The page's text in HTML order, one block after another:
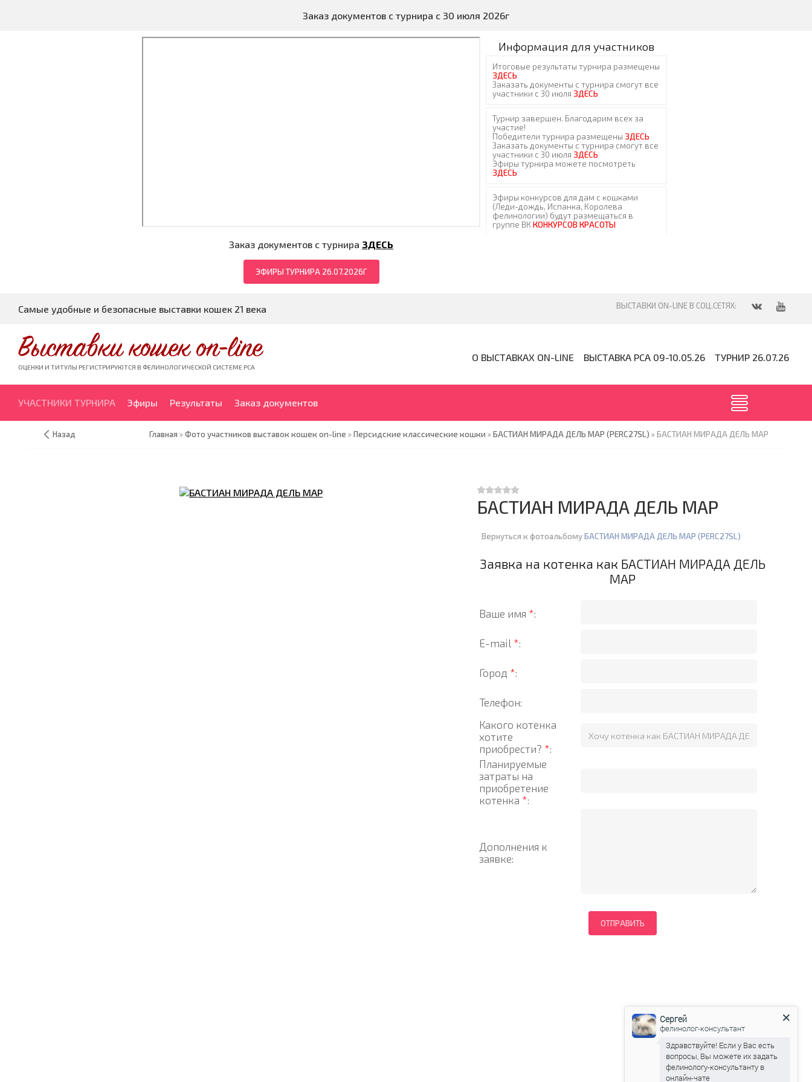
Заказ документов с турнира с 30 июля 2026г
Заказ документов с турнира ЗДЕСЬ
ЭФИРЫ ТУРНИРА 26.07.2026Г
Информация для участников
Самые удобные и безопасные выставки кошек 21 века
Выставки кошек on-line
ОЦЕНКИ И ТИТУЛЫ РЕГИСТРИРУЮТСЯ В ФЕЛИНОЛОГИЧЕСКОЙ СИСТЕМЕ PCA
О ВЫСТАВКАХ ON-LINE ВЫСТАВКА PCA 09-10.05.26 ТУРНИР 26.07.26
УЧАСТНИКИ ТУРНИРА Эфиры Результаты Заказ документов
Назад Главная »Фото участников выставок кошек on-line »Персидские классические кошки »БАСТИАН МИРАДА ДЕЛЬ МАР (PERC27SL) » БАСТИАН МИРАДА ДЕЛЬ МАР
БАСТИАН МИРАДА ДЕЛЬ МАР
Вернуться к фотоальбому БАСТИАН МИРАДА ДЕЛЬ МАР (PERC27SL)
Заявка на котенка как БАСТИАН МИРАДА ДЕЛЬ
МАР
Ваше имя *:
E-mail *:
Город *:
Телефон:
Какого котенка
хотите
приобрести? *:
Планируемые
затраты на
приобретение
котенка *:
Дополнения к
заявке:
Сергей
фелинолог-консультант
Здравствуйте! Если у Вас есть
вопросы, Вы можете их задать
фелинологу-консультанту в
онлайн-чате